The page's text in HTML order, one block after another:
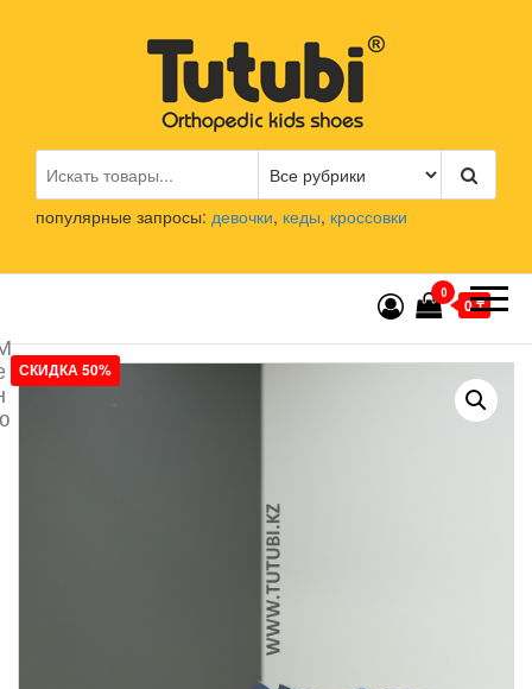
Tutubi.kz
Детская и подростковая
ортопедическая обувь
популярные запросы: девочки, кеды, кроссовки
0
0 ₸
СКИДКА 50%